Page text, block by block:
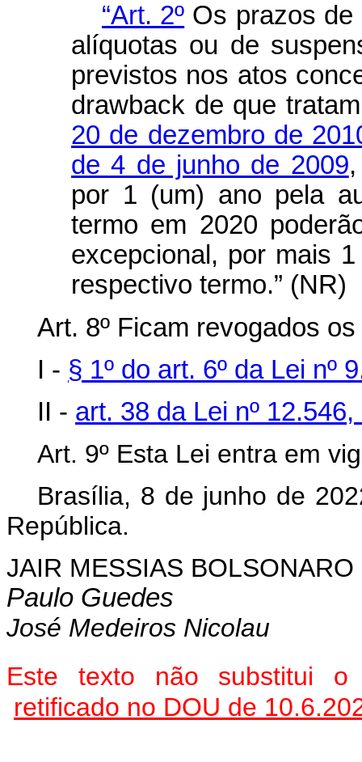
“Art. 2º Os prazos de
alíquotas ou de
previstos nos atos
drawback de que
20 de dezembro de
de 4 de junho de 2009
por 1 (um) ano pela
termo em 2020
excepcional, por mais
respectivo termo.” (NR)
Art. 8º Ficam revogados
I - § 1º do art. 6º da Lei nº
II - art. 38 da Lei nº
Art. 9º Esta Lei entra em
Brasília, 8 de junho de
República.
JAIR MESSIAS BOLSONARO
Paulo Guedes
José Medeiros Nicolau
Este texto não substitui
retificado no DOU de